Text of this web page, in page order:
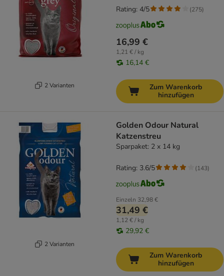
2 Varianten
16,99 €
1,21 € / kg
16,14 €
Rating: 4/5 (275)
Zum Warenkorb
hinzufügen
2 Varianten
Golden Odour Natural
Katzenstreu
Sparpaket: 2 x 14 kg
Einzeln 32,98 €
31,49 €
1,12 € / kg
29,92 €
Rating: 3.6/5 (143)
Zum Warenkorb
hinzufügen